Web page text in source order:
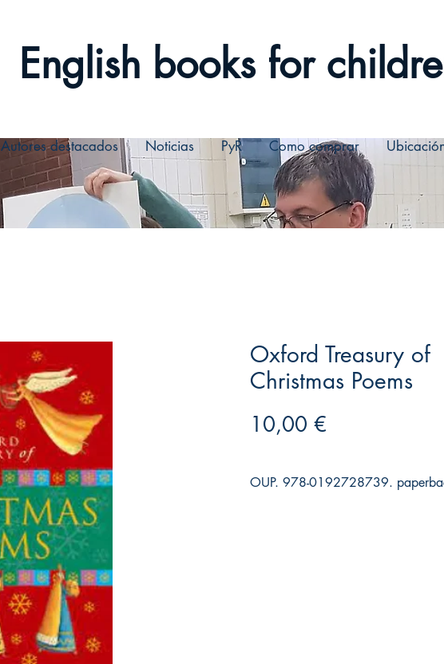
English books for
Autores destacados Noticias PyR Como comprar
Oxford Treasury of
Christmas Poems
10,00 €
OUP. 978-0192728739.